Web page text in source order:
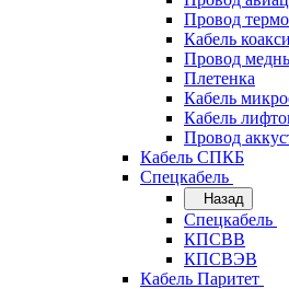
Провод
Кабель
Провод
Плетенка
Кабель
Кабель
Провод
Кабель СПКБ
Спецкабель
Назад
Спецкабель
КПСВВ
КПСВЭВ
Кабель Паритет